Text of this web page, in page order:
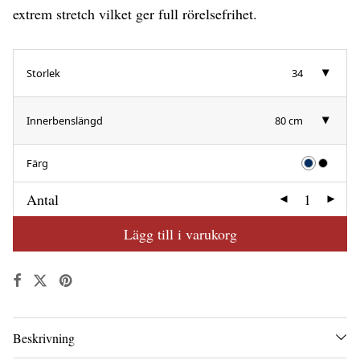
extrem stretch vilket ger full rörelsefrihet.
Storlek 34
Innerbenslängd 80 cm
Färg
Antal
Lägg till i varukorg
Beskrivning